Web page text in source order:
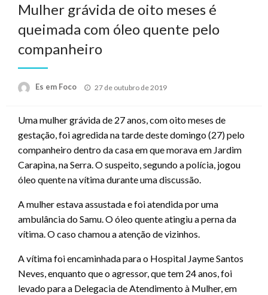
Mulher grávida de oito meses é
queimada com óleo quente pelo
companheiro
Es em Foco
Posted
27 de outubro de 2019
Uma mulher grávida de 27 anos, com oito meses de
gestação, foi agredida na tarde deste domingo (27) pelo
companheiro dentro da casa em que morava em Jardim
Carapina, na Serra. O suspeito, segundo a polícia, jogou
óleo quente na vítima durante uma discussão.
A mulher estava assustada e foi atendida por uma
ambulância do Samu. O óleo quente atingiu a perna da
vítima. O caso chamou a atenção de vizinhos.
A vítima foi encaminhada para o Hospital Jayme Santos
Neves, enquanto que o agressor, que tem 24 anos, foi
levado para a Delegacia de Atendimento à Mulher, em